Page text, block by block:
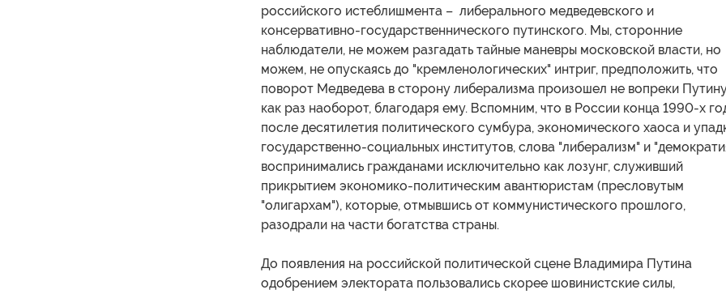
российского истеблишмента – либерального медведевского и
консервативно-государственнического путинского. Мы, сторонние
наблюдатели, не можем разгадать тайные маневры московской власти, но
можем, не опускаясь до "кремленологических" интриг, предположить, что
поворот Медведева в сторону либерализма произошел не вопреки
как раз наоборот, благодаря ему. Вспомним, что в России конца 1990-х
после десятилетия политического сумбура, экономического хаоса и
государственно-социальных институтов, слова "либерализм" и
воспринимались гражданами исключительно как лозунг, служивший
прикрытием экономико-политическим авантюристам (пресловутым
"олигархам"), которые, отмывшись от коммунистического прошлого,
разодрали на части богатства страны.
До появления на российской политической сцене Владимира Путина
одобрением электората пользовались скорее шовинистские силы,